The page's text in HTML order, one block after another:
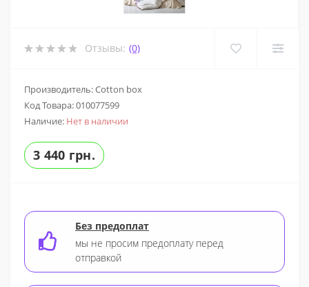
Отзывы: (0)
Производитель: Cotton box
Код Товара:010077599
Наличие: Нет в наличии
3 440 грн.
Без предоплат
мы не просим предоплату перед
отправкой